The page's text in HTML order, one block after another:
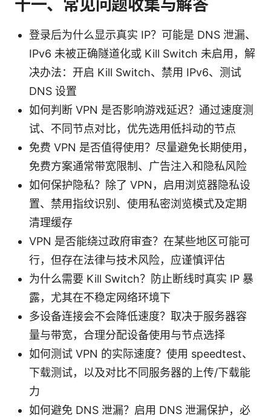
十一、常见问题收集与解答
登录后为什么显示真实 IP？可能是 DNS 泄漏、
IPv6 未被正确隧道化或 Kill Switch 未启用，解
决办法：开启 Kill Switch、禁用 IPv6、测试
DNS 设置
如何判断 VPN 是否影响游戏延迟？通过速度测
试、不同节点对比，优先选用低抖动的节点
免费 VPN 是否值得使用？尽量避免长期使用，
免费方案通常带宽限制、广告注入和隐私风险
如何保护隐私？除了 VPN，启用浏览器隐私设
置、禁用指纹识别、使用私密浏览模式及定期
清理缓存
VPN 是否能绕过政府审查？在某些地区可能可
行，但存在法律与技术风险，应谨慎评估
为什么需要 Kill Switch？防止断线时真实 IP 暴
露，尤其在不稳定网络环境下
多设备连接会不会降低速度？取决于服务器容
量与带宽，合理分配设备使用与节点选择
如何测试 VPN 的实际速度？使用 speedtest、
下载测试，以及对比不同服务器的上传/下载能
力
如何避免 DNS 泄漏？启用 DNS 泄漏保护，必